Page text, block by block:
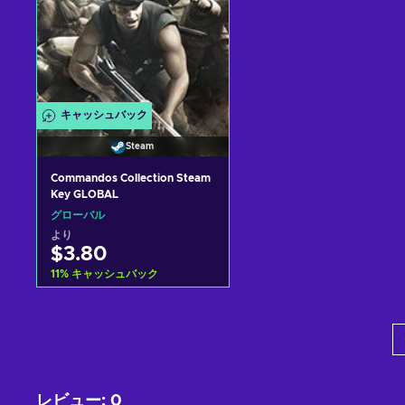
キャッシュバック
Steam
Commandos Collection Steam
Key GLOBAL
グローバル
より
$3.80
11% キャッシュバック
レビュー: 0